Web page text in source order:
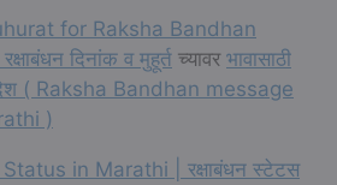
for Raksha Bandhan
दिनांक व मुहूर्त च्यावर भावासाठी
संदेश ( Raksha Bandhan message
)
in Marathi | रक्षाबंधन स्टेटस